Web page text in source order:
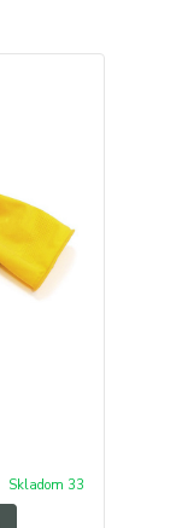
Skladom 33